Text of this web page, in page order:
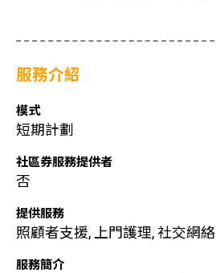
服務介紹
模式
短期計劃
社區券服務提供者
否
提供服務
照顧者支援, 上門護理, 社交網絡
服務簡介